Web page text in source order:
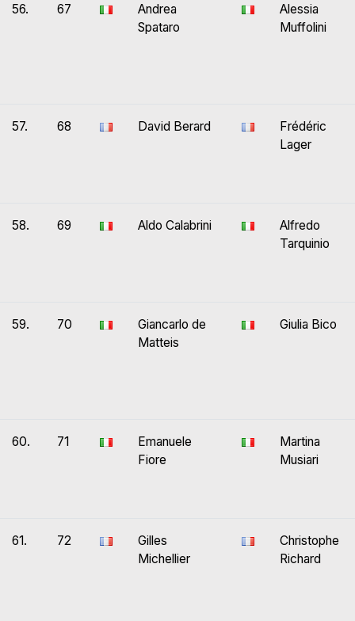
56. 67
Andrea
Spataro
Alessia
Muffolini
57. 68 David Berard
Frédéric
Lager
58. 69 Aldo Calabrini
Alfredo
Tarquinio
59. 70
Giancarlo de
Matteis
Giulia Bico
60. 71
Emanuele
Fiore
Martina
Musiari
61. 72
Gilles
Michellier
Christophe
Richard